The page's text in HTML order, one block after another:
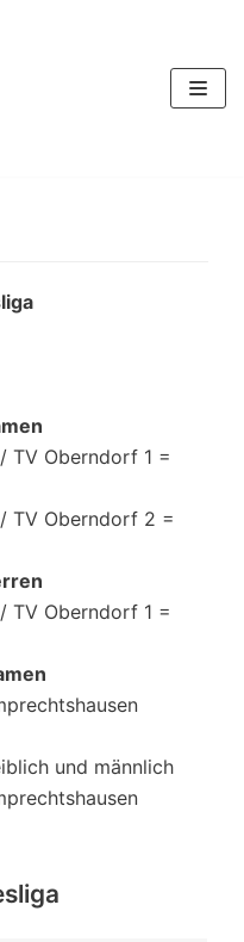
TV Oberndorf 1 =
TV Oberndorf 2 =
TV Oberndorf 1 =
und männlich